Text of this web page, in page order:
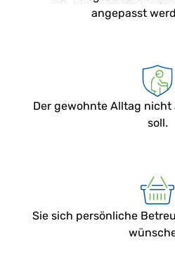
angepasst
Der gewohnte Alltag
soll.
Sie sich persönliche